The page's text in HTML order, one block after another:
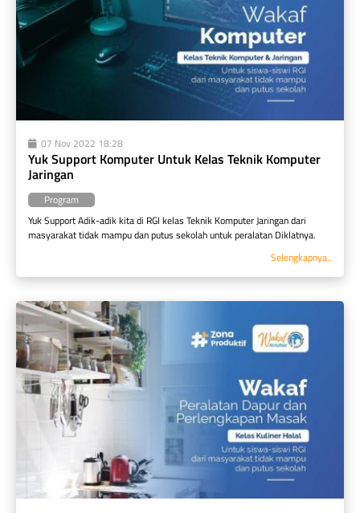
07 Nov 2022 18:28
Yuk Support Komputer Untuk Kelas Teknik Komputer
Jaringan
Program
Yuk Support Adik-adik kita di RGI kelas Teknik Komputer Jaringan dari
masyarakat tidak mampu dan putus sekolah untuk peralatan Diklatnya.
Selengkapnya..